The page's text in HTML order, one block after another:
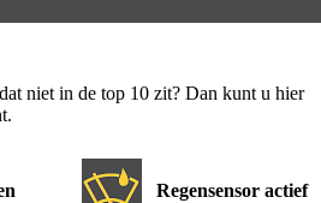
niet in de top 10 zit? Dan kunt u hier
Regensensor actief